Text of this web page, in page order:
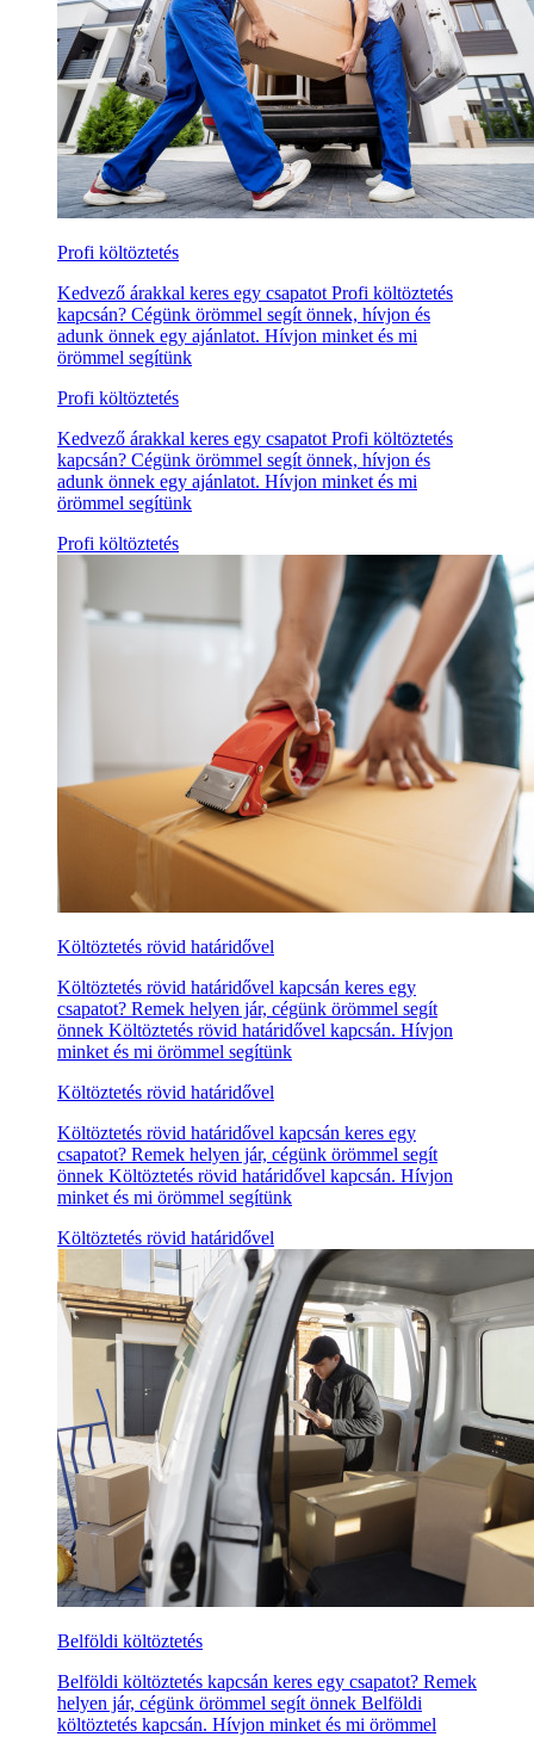
Profi költöztetés
Kedvező árakkal keres egy csapatot Profi költöztetés
kapcsán? Cégünk örömmel segít önnek, hívjon és
adunk önnek egy ajánlatot. Hívjon minket és mi
örömmel segítünk
Profi költöztetés
Kedvező árakkal keres egy csapatot Profi költöztetés
kapcsán? Cégünk örömmel segít önnek, hívjon és
adunk önnek egy ajánlatot. Hívjon minket és mi
örömmel segítünk
Profi költöztetés
Költöztetés rövid határidővel
Költöztetés rövid határidővel kapcsán keres egy
csapatot? Remek helyen jár, cégünk örömmel segít
önnek Költöztetés rövid határidővel kapcsán. Hívjon
minket és mi örömmel segítünk
Költöztetés rövid határidővel
Költöztetés rövid határidővel kapcsán keres egy
csapatot? Remek helyen jár, cégünk örömmel segít
önnek Költöztetés rövid határidővel kapcsán. Hívjon
minket és mi örömmel segítünk
Költöztetés rövid határidővel
Belföldi költöztetés
Belföldi költöztetés kapcsán keres egy csapatot? Remek
helyen jár, cégünk örömmel segít önnek Belföldi
költöztetés kapcsán. Hívjon minket és mi örömmel